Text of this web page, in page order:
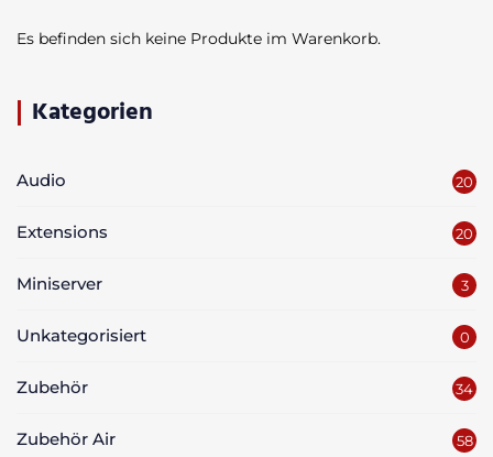
Es befinden sich keine Produkte im Warenkorb.
Kategorien
Audio 20
Extensions 20
Miniserver 3
Unkategorisiert 0
Zubehör 34
Zubehör Air 58